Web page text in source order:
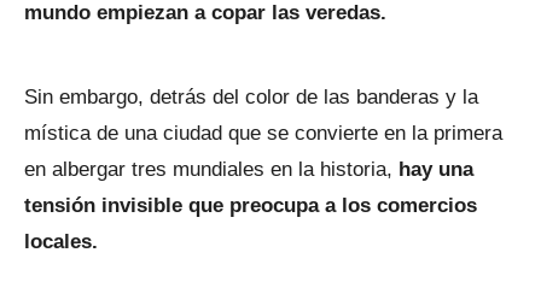
mundo empiezan a copar las veredas.
Sin embargo, detrás del color de las banderas y la
mística de una ciudad que se convierte en la primera
en albergar tres mundiales en la historia, hay una
tensión invisible que preocupa a los comercios
locales.